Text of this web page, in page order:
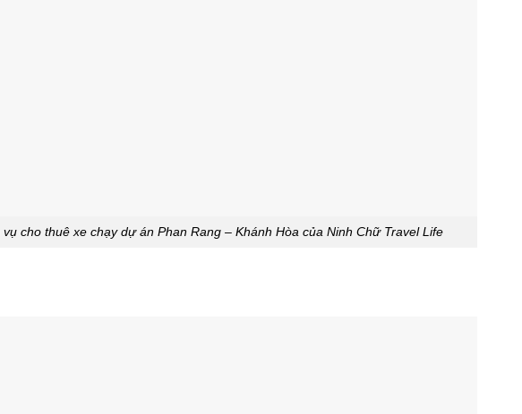
vụ cho thuê xe chạy dự án Phan Rang – Khánh Hòa của Ninh Chữ Travel Life